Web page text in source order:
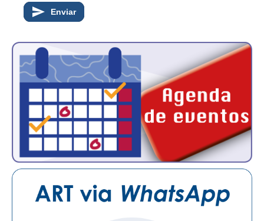
AGENDA
NOTÍCIAS NO WHATSAPP
FOTOS
PUBLICAÇÕES
PUBLICIDADE
MANUAL DE REDAÇÃO
CONTATO
Enviar